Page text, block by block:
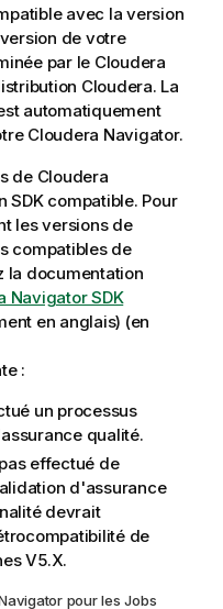
avec la version
de votre
par le Cloudera
Cloudera. La
automatiquement
Cloudera Navigator.
de Cloudera
SDK compatible. Pour
les versions de
compatibles de
la documentation
Navigator SDK
en anglais) (en
:
un processus
qualité.
effectué de
d'assurance
devrait
de
V5.X.
pour les Jobs